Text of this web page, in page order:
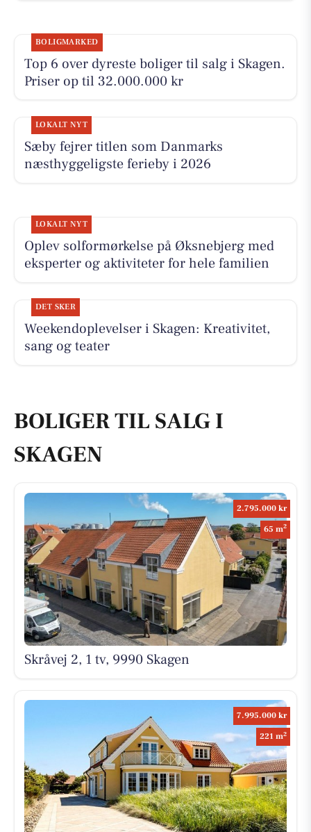
BOLIGMARKED
Top 6 over dyreste boliger til salg i Skagen.
Priser op til 32.000.000 kr
LOKALT NYT
Sæby fejrer titlen som Danmarks
næsthyggeligste ferieby i 2026
LOKALT NYT
Oplev solformørkelse på Øksnebjerg med
eksperter og aktiviteter for hele familien
DET SKER
Weekendoplevelser i Skagen: Kreativitet,
sang og teater
BOLIGER TIL SALG I
SKAGEN
2.795.000 kr
65 m2
Skråvej 2, 1 tv, 9990 Skagen
7.995.000 kr
221 m2